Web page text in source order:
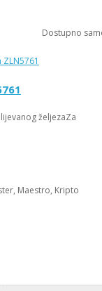
Dostupno
željezaZa
Maestro, Kripto